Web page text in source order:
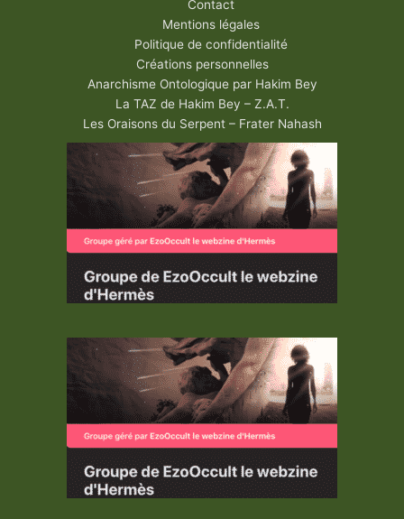
Contact
Mentions légales
Politique de confidentialité
Créations personnelles
Anarchisme Ontologique par Hakim Bey
La TAZ de Hakim Bey – Z.A.T.
Les Oraisons du Serpent – Frater Nahash